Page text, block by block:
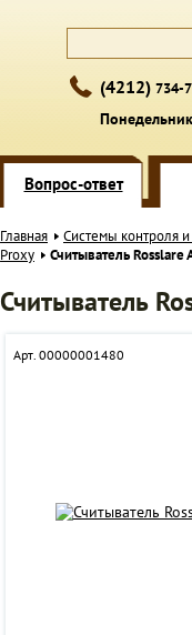
(4212) 734-
Вопрос-ответ
Главная
Системы контроля
Proxy
Считыватель Rosslare
Считыватель
Арт. 00000001480